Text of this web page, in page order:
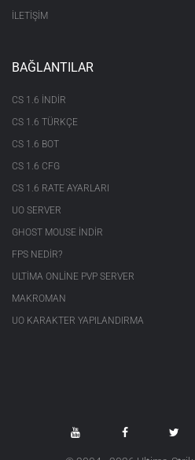
İLETİŞİM
BAĞLANTILAR
CS 1.6 INDIR
CS 1.6 TÜRKÇE
CS 1.6 BOT
CS 1.6 CFG
CS 1.6 RATE AYARLARI
UO SERVER
GHOST MOUSE INDIR
FPS NEDIR?
ULTIMA ONLINE PVP SERVER
MAKROMAN
UO KARAKTER YAPILANDIRMA